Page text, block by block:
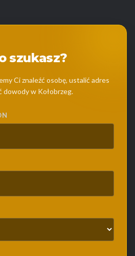
szukasz?
Ci znaleźć osobę, ustalić adres
dowody w Kołobrzeg.